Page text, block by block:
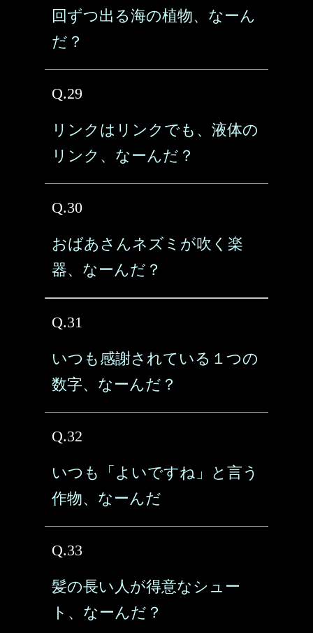
回ずつ出る海の植物、なーん
だ？
Q.29
リンクはリンクでも、液体の
リンク、なーんだ？
Q.30
おばあさんネズミが吹く楽
器、なーんだ？
Q.31
いつも感謝されている１つの
数字、なーんだ？
Q.32
いつも「よいですね」と言う
作物、なーんだ
Q.33
髪の長い人が得意なシュー
ト、なーんだ？